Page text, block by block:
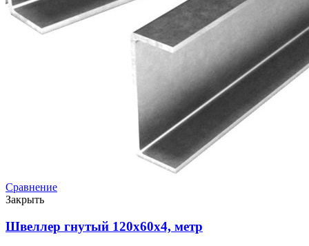
Сравнение
Закрыть
Швеллер гнутый 120х60х4, метр